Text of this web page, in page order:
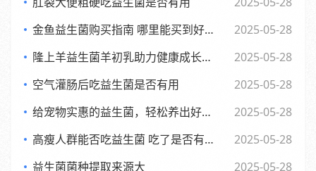
金鱼益生菌购买指南 哪里能买到好用又实惠的金鱼益生菌
2025-05-28
隆上羊益生菌羊初乳助力健康成长的全新探索与应用
2025-05-28
空气灌肠后吃益生菌是否有用
2025-05-28
给宠物实惠的益生菌，轻松养出好肚子，赶快来看看吧
2025-05-28
高瘦人群能否吃益生菌 吃了是否有效果
2025-05-28
益生菌菌种提取来源大
2025-05-28